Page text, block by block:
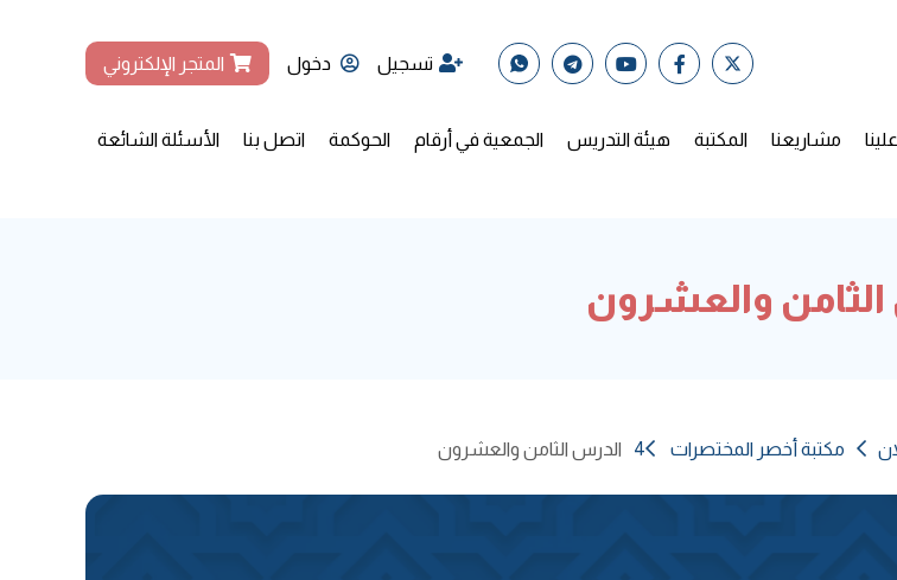
تسجيل دخول المتجر الإلكتروني
مشاريعنا المكتبة هيئة التدريس الجمعية في أرقام الحوكمة اتصل بنا الأسئلة الشائعة
والعشرون
مكتبة أخصر المختصرات 4 الدرس الثامن والعشرون